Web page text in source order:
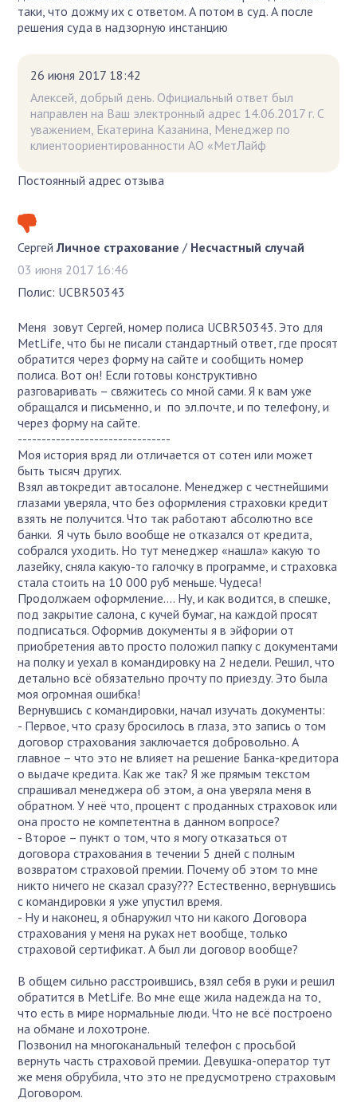
таки, что дожму их с ответом. А потом в суд. А после
решения суда в надзорную инстанцию
26 июня 2017 18:42
Алексей, добрый день. Официальный ответ был
направлен на Ваш электронный адрес 14.06.2017 г. С
уважением, Екатерина Казанина, Менеджер по
клиентоориентированности АО «МетЛайф
Постоянный адрес отзыва
Сергей Личное страхование / Несчастный случай
03 июня 2017 16:46
Полис: UCBR50343
Меня зовут Сергей, номер полиса UCBR50343. Это для
MetLife, что бы не писали стандартный ответ, где просят
обратится через форму на сайте и сообщить номер
полиса. Вот он! Если готовы конструктивно
разговаривать – свяжитесь со мной сами. Я к вам уже
обращался и письменно, и по эл.почте, и по телефону, и
через форму на сайте.
--------------------------------
Моя история вряд ли отличается от сотен или может
быть тысяч других.
Взял автокредит автосалоне. Менеджер с честнейшими
глазами уверяла, что без оформления страховки кредит
взять не получится. Что так работают абсолютно все
банки. Я чуть было вообще не отказался от кредита,
собрался уходить. Но тут менеджер «нашла» какую то
лазейку, сняла какую-то галочку в программе, и страховка
стала стоить на 10 000 руб меньше. Чудеса!
Продолжаем оформление…. Ну, и как водится, в спешке,
под закрытие салона, с кучей бумаг, на каждой просят
подписаться. Оформив документы я в эйфории от
приобретения авто просто положил папку с документами
на полку и уехал в командировку на 2 недели. Решил, что
детально всё обязательно прочту по приезду. Это была
моя огромная ошибка!
Вернувшись с командировки, начал изучать документы:
- Первое, что сразу бросилось в глаза, это запись о том
договор страхования заключается добровольно. А
главное – что это не влияет на решение Банка-кредитора
о выдаче кредита. Как же так? Я же прямым текстом
спрашивал менеджера об этом, а она уверяла меня в
обратном. У неё что, процент с проданных страховок или
она просто не компетентна в данном вопросе?
- Второе – пункт о том, что я могу отказаться от
договора страхования в течении 5 дней с полным
возвратом страховой премии. Почему об этом то мне
никто ничего не сказал сразу??? Естественно, вернувшись
с командировки я уже упустил время.
- Ну и наконец, я обнаружил что ни какого Договора
страхования у меня на руках нет вообще, только
страховой сертификат. А был ли договор вообще?
В общем сильно расстроившись, взял себя в руки и решил
обратится в MetLife. Во мне еще жила надежда на то,
что есть в мире нормальные люди. Что не всё построено
на обмане и лохотроне.
Позвонил на многоканальный телефон с просьбой
вернуть часть страховой премии. Девушка-оператор тут
же меня обрубила, что это не предусмотрено страховым
Договором.